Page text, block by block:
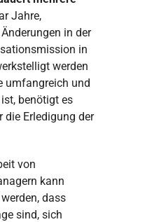
Jahre,
in der
in
werden
umfangreich und
benötigt es
die Erledigung der
von
kann
dass
sind, sich